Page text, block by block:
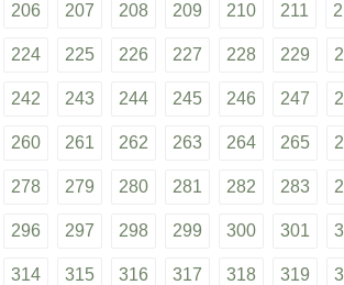
206 207 208 209 210 211
224 225 226 227 228 229
242 243 244 245 246 247
260 261 262 263 264 265
278 279 280 281 282 283
296 297 298 299 300 301
314 315 316 317 318 319